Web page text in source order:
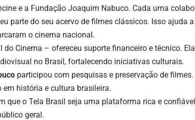
e a Fundação Joaquim Nabuco. Cada uma
parte do seu acervo de filmes clássicos. Isso ajuda
o cinema nacional.
do Cinema – ofereceu suporte financeiro e técnico.
no Brasil, fortalecendo iniciativas culturais.
participou com pesquisas e preservação de
história e cultura brasileira.
que o Tela Brasil seja uma plataforma rica e
geral.